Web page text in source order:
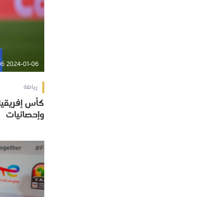
2024-01-06 10:30:06
رياضة
وإحصائيات
وإحصائيات